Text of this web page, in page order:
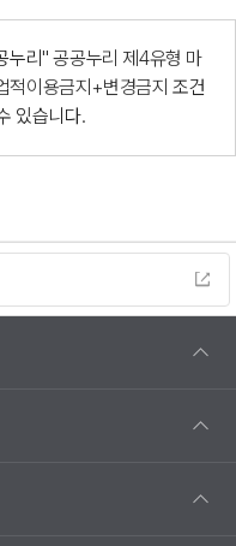
누리"공공누리 제4유형 마
적이용금지+변경금지 조건
있습니다.